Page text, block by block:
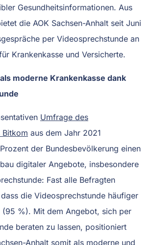
Gesundheitsinformationen. Aus
die AOK Sachsen-Anhalt seit Juni
per Videosprechstunde an
Krankenkasse und Versicherte.
moderne Krankenkasse dank
Umfrage des
Bitkom aus dem Jahr 2021
der Bundesbevölkerung einen
digitaler Angebote, insbesondere
Fast alle Befragten
die Videosprechstunde häufiger
%). Mit dem Angebot, sich per
beraten zu lassen, positioniert
Anhalt somit als moderne und